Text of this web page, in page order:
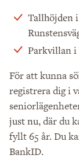
Tallhöjden
Parkvillani
För att kunna
registrera dig i
just nu, där du
fyllt 65 år. Du
BankID.